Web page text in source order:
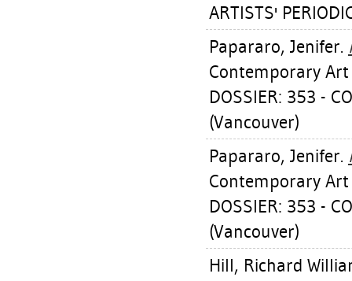
ARTISTS'
Papararo, Jenifer.
Contemporary
DOSSIER: 353 -
(Vancouver)
Papararo, Jenifer.
Contemporary
DOSSIER: 353 -
(Vancouver)
Hill, Richard